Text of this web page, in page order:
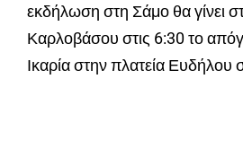
εκδήλωση στη Σάμο θα γίνει
Καρλοβάσου στις 6:30 το
Ικαρία στην πλατεία Ευδήλου